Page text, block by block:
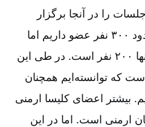
را در آنجا برگزار
می‌‌کنیم. در حال حاضر حدود ۳۰۰ نفر عضو داریم اما
ظرفیت ساختمان کلیسا تنها ۲۰۰ نفر است. در طی این
که توانسته‌‌ایم همچنان
بیشتر اعضای کلیسا ارمنی‌‌
ارمنی است. اما در این